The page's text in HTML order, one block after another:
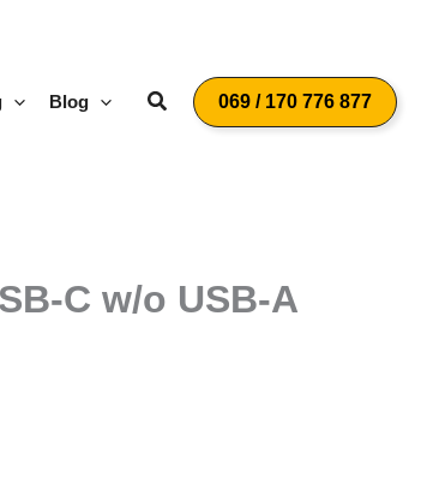
Blog Suchen069 / 170 776 877
C w/o USB-A